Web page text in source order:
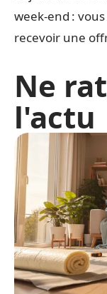
week-end :
recevoir une
Ne
l'actu